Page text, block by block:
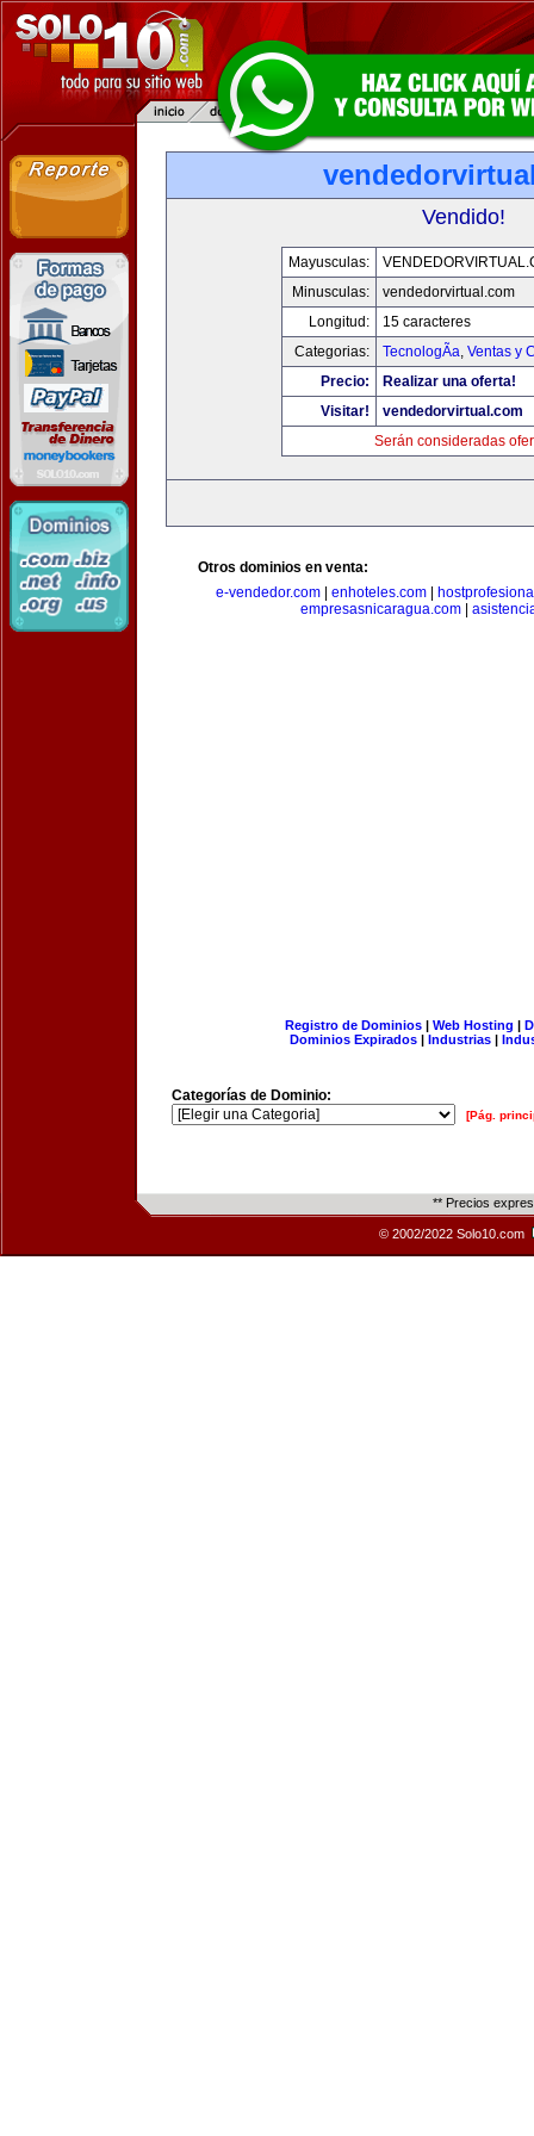
Vendido!
Mayusculas:
Minusculas:
vendedorvirtual.com
Longitud:
15 caracteres
Categorias:
TecnologÃ­a, Ventas y
Precio:
Realizar una oferta!
Visitar!
vendedorvirtual.com
Serán consideradas
Otros dominios en venta:
e-vendedor.com| enhoteles.com|
empresasnicaragua.com
Registro de Dominios| Web Hosting |
Dominios Expirados | Industrias |
Categorías de Dominio:
[Pág.
** Precios
© 2002/2022 Solo10.com